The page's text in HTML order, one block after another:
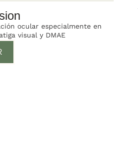
ocular especialmente en
visual y DMAE